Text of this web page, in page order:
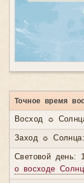
Точное время
Восход ☼
Заход ☼
Световой день:
о восходе